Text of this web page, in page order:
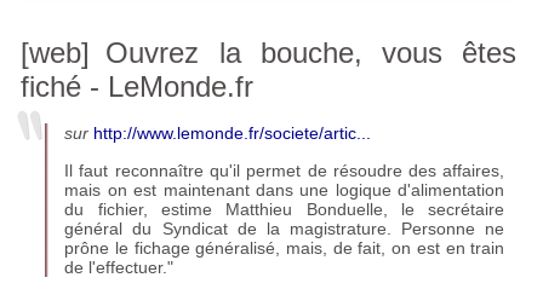
[web] Ouvrez la bouche, vous êtes
fiché - LeMonde.fr
sur http://www.lemonde.fr/societe/artic...
Il faut reconnaître qu'il permet de résoudre des affaires,
mais on est maintenant dans une logique d'alimentation
du fichier, estime Matthieu Bonduelle, le secrétaire
général du Syndicat de la magistrature. Personne ne
prône le fichage généralisé, mais, de fait, on est en train
de l'effectuer."